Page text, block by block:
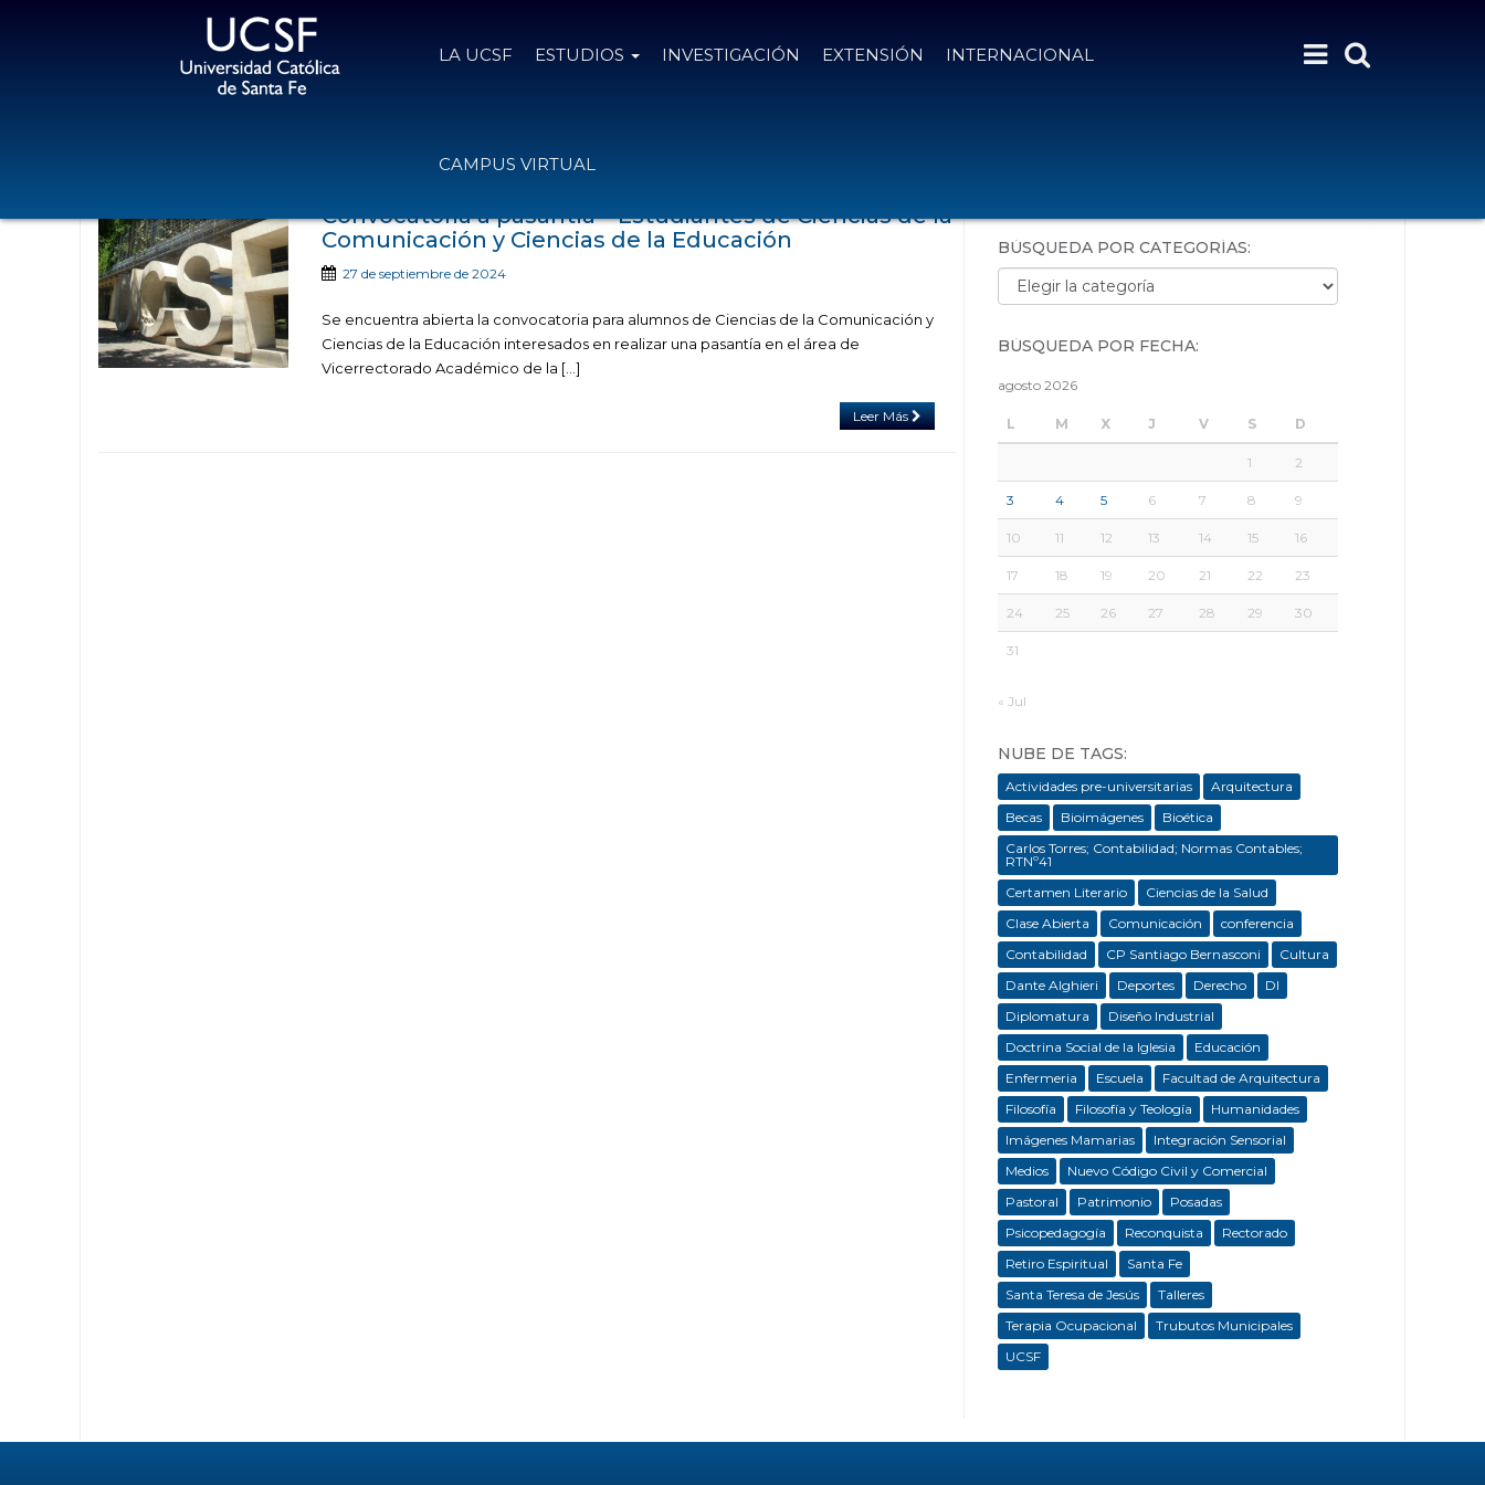
LA UCSF ESTUDIOS INVESTIGACIÓN EXTENSIÓN INTERNACIONAL
CAMPUS VIRTUAL
Convocatoria a pasantía – Estudiantes de Ciencias de la
Comunicación y Ciencias de la Educación
27 de septiembre de 2024
Se encuentra abierta la convocatoria para alumnos de Ciencias de la Comunicación y
Ciencias de la Educación interesados en realizar una pasantía en el área de
Vicerrectorado Académico de la […]
Leer Más
BÚSQUEDA POR CATEGORÍAS:
Búsqueda por categorías:
BÚSQUEDA POR FECHA:
agosto 2026
L M X J V S D
1 2
3 4 5 6 7 8 9
10 11 12 13 14 15 16
17 18 19 20 21 22 23
24 25 26 27 28 29 30
31
« Jul
NUBE DE TAGS:
Actividades pre-universitarias
Arquitectura
Becas
Bioimágenes
Bioética
Carlos Torres; Contabilidad; Normas Contables;
RTNº41
Certamen Literario
Ciencias de la Salud
Clase Abierta
Comunicación
conferencia
Contabilidad
CP Santiago Bernasconi
Cultura
Dante Alghieri
Deportes Derecho
DI
Diplomatura
Diseño Industrial
Doctrina Social de la Iglesia
Educación
Enfermeria
Escuela
Facultad de Arquitectura
Filosofía
Filosofía y Teología
Humanidades
Imágenes Mamarias
Integración Sensorial
Medios
Nuevo Código Civil y Comercial
Pastoral
Patrimonio
Posadas
Psicopedagogía
Reconquista
Rectorado
Retiro Espiritual
Santa Fe
Santa Teresa de Jesús
Talleres
Terapia Ocupacional
Trubutos Municipales
UCSF